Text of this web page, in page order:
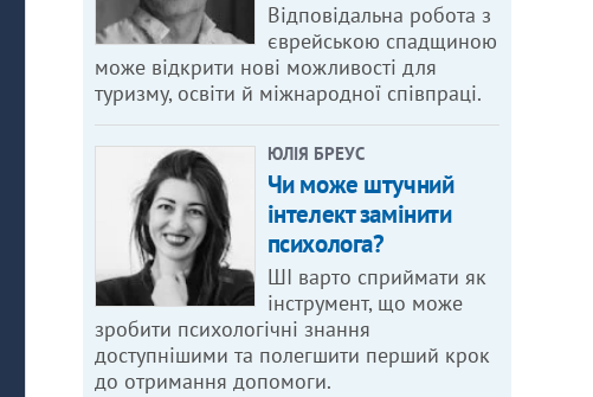
Відповідальна робота з
єврейською спадщиною
може відкрити нові можливості для
туризму, освіти й міжнародної співпраці.
ЮЛІЯ БРЕУС
Чи може штучний
інтелект замінити
психолога?
ШІ варто сприймати як
інструмент, що може
зробити психологічні знання
доступнішими та полегшити перший крок
до отримання допомоги.